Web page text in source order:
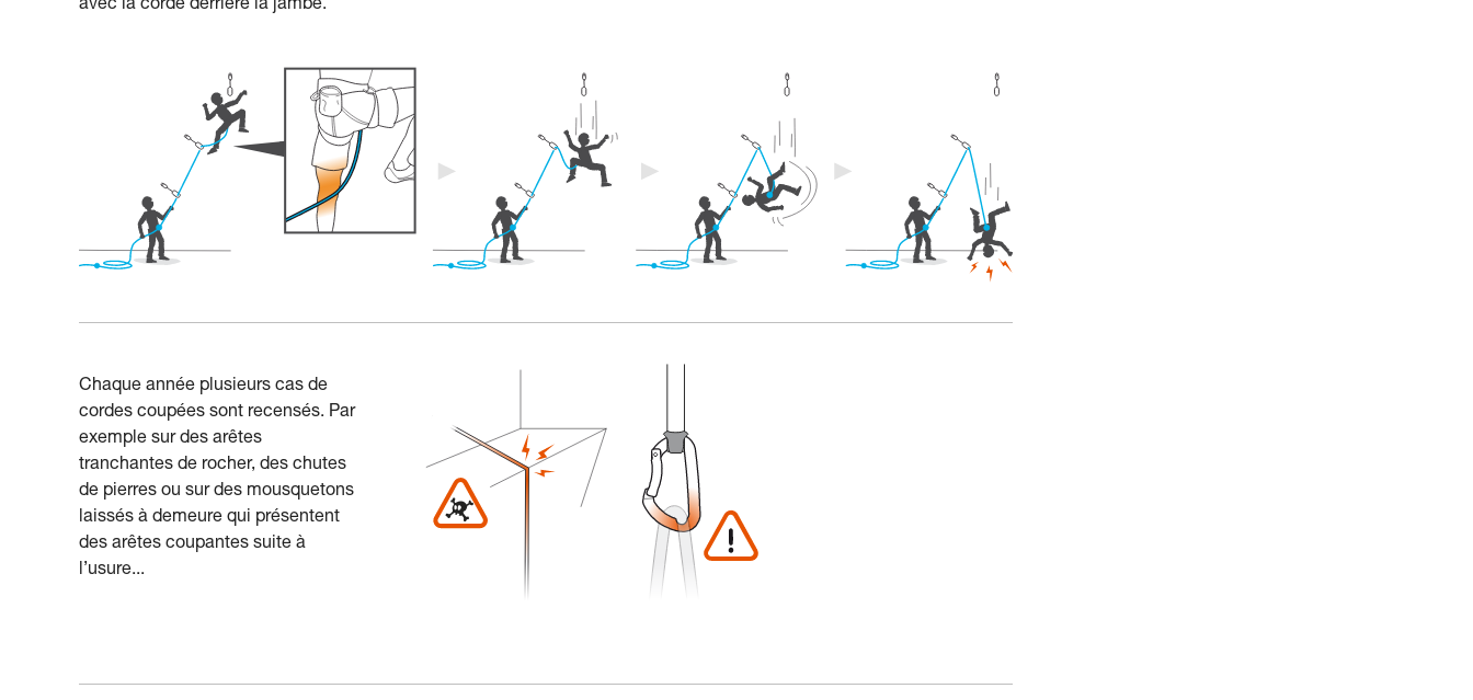
avec la corde derrière la jambe.
Chaque année plusieurs cas de
cordes coupées sont recensés. Par
exemple sur des arêtes
tranchantes de rocher, des chutes
de pierres ou sur des mousquetons
laissés à demeure qui présentent
des arêtes coupantes suite à
l’usure...